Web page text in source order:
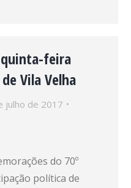
feira
Vila Velha
julho de 2017
do 70º
política de